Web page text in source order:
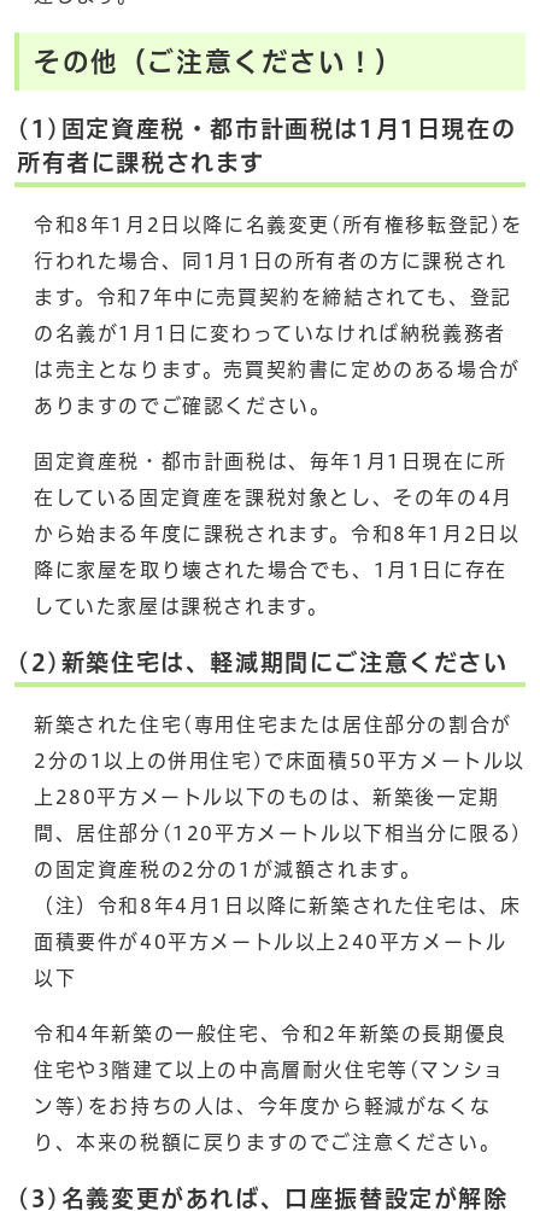
その他（ご注意ください！）
(1)固定資産税・都市計画税は1月1日現在の
所有者に課税されます
令和8年1月2日以降に名義変更(所有権移転登記)を
行われた場合、同1月1日の所有者の方に課税され
ます。令和7年中に売買契約を締結されても、登記
の名義が1月1日に変わっていなければ納税義務者
は売主となります。売買契約書に定めのある場合が
ありますのでご確認ください。
固定資産税・都市計画税は、毎年1月1日現在に所
在している固定資産を課税対象とし、その年の4月
から始まる年度に課税されます。令和8年1月2日以
降に家屋を取り壊された場合でも、1月1日に存在
していた家屋は課税されます。
(2)新築住宅は、軽減期間にご注意ください
新築された住宅(専用住宅または居住部分の割合が
2分の1以上の併用住宅)で床面積50平方メートル以
上280平方メートル以下のものは、新築後一定期
間、居住部分(120平方メートル以下相当分に限る)
の固定資産税の2分の1が減額されます。
（注）令和8年4月1日以降に新築された住宅は、床
面積要件が40平方メートル以上240平方メートル
以下
令和4年新築の一般住宅、令和2年新築の長期優良
住宅や3階建て以上の中高層耐火住宅等(マンショ
ン等)をお持ちの人は、今年度から軽減がなくな
り、本来の税額に戻りますのでご注意ください。
(3)名義変更があれば、口座振替設定が解除